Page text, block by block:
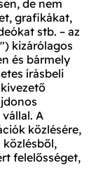
de nem
grafikákat,
stb. – az
kizárólagos
és bármely
írásbeli
A
közlésére,
felelősséget,